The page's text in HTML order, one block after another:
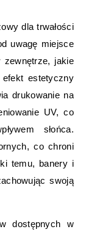
dla trwałości
uwagę miejsce
jakie
estetyczny
drukowanie na
UV, co
słońca.
co chroni
temu, banery i
swoją
dostępnych w